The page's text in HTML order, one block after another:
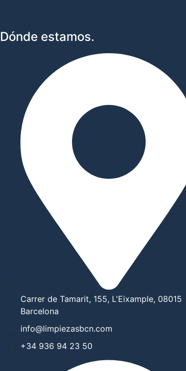
Dónde estamos.
Carrer de Tamarit, 155, L'Eixample, 08015
Barcelona
info@limpiezasbcn.com
+34 936 94 23 50